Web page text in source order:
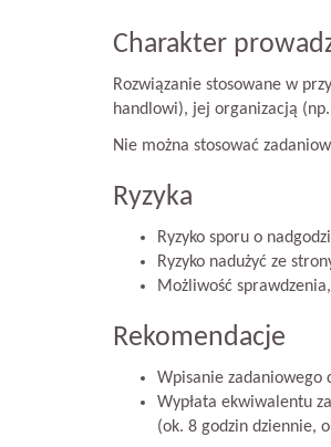
Charakter
Rozwiązanie stosowane w
handlowi), jej organizacją
Nie można stosować
Ryzyka
Ryzyko sporu o
Ryzyko nadużyć ze
Możliwość
Rekomendacje
Wpisanie zadaniowego
Wypłata ekwiwalentu
(ok. 8 godzin dziennie,